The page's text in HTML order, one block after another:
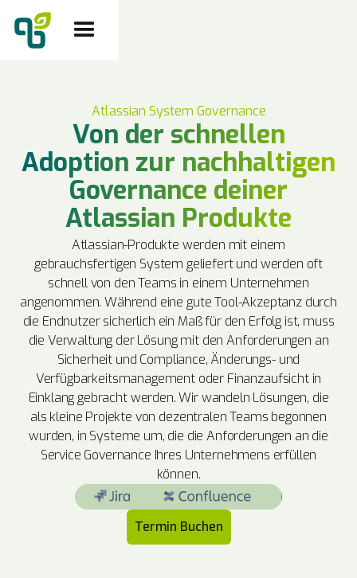
Atlassian System Governance
Von der schnellen
Adoption zur nachhaltigen
Governance deiner
Atlassian Produkte
Atlassian-Produkte werden mit einem
gebrauchsfertigen System geliefert und werden oft
schnell von den Teams in einem Unternehmen
angenommen. Während eine gute Tool-Akzeptanz durch
die Endnutzer sicherlich ein Maß für den Erfolg ist, muss
die Verwaltung der Lösung mit den Anforderungen an
Sicherheit und Compliance, Änderungs- und
Verfügbarkeitsmanagement oder Finanzaufsicht in
Einklang gebracht werden. Wir wandeln Lösungen, die
als kleine Projekte von dezentralen Teams begonnen
wurden, in Systeme um, die die Anforderungen an die
Service Governance Ihres Unternehmens erfüllen
können.
Termin Buchen